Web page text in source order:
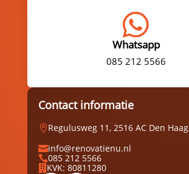

Whatsapp
085 212 5566
Contact informatie
Regulusweg 11, 2516 AC Den Haag
info@renovatienu.nl
085 212 5566
 KVK: 80811280